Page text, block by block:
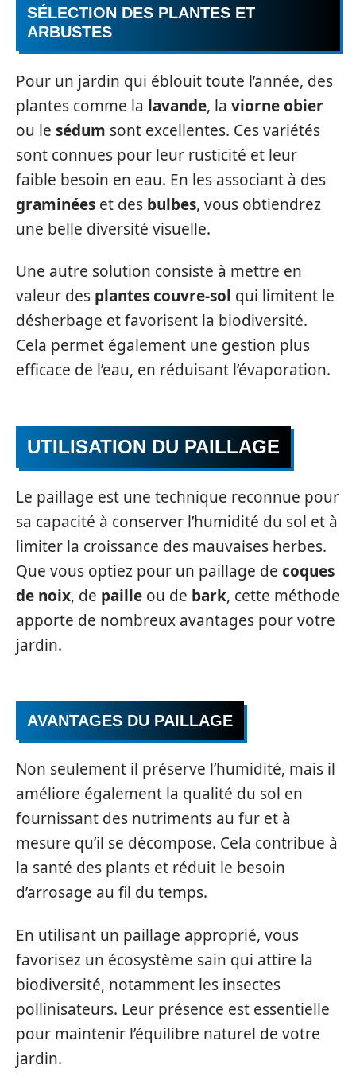
SÉLECTION DES PLANTES ET
ARBUSTES
Pour un jardin qui éblouit toute l’année, des
plantes comme la lavande, la viorne obier
ou le sédum sont excellentes. Ces variétés
sont connues pour leur rusticité et leur
faible besoin en eau. En les associant à des
graminées et des bulbes, vous obtiendrez
une belle diversité visuelle.
Une autre solution consiste à mettre en
valeur des plantes couvre-sol qui limitent le
désherbage et favorisent la biodiversité.
Cela permet également une gestion plus
efficace de l’eau, en réduisant l’évaporation.
UTILISATION DU PAILLAGE
Le paillage est une technique reconnue pour
sa capacité à conserver l’humidité du sol et à
limiter la croissance des mauvaises herbes.
Que vous optiez pour un paillage de coques
de noix, de paille ou de bark, cette méthode
apporte de nombreux avantages pour votre
jardin.
AVANTAGES DU PAILLAGE
Non seulement il préserve l’humidité, mais il
améliore également la qualité du sol en
fournissant des nutriments au fur et à
mesure qu’il se décompose. Cela contribue à
la santé des plants et réduit le besoin
d’arrosage au fil du temps.
En utilisant un paillage approprié, vous
favorisez un écosystème sain qui attire la
biodiversité, notamment les insectes
pollinisateurs. Leur présence est essentielle
pour maintenir l’équilibre naturel de votre
jardin.